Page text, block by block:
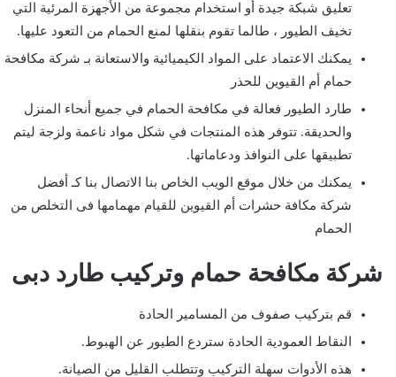
تعليق شبكة جيدة أو استخدام مجموعة من الأجهزة المرئية التي
تخيف الطيور ، طالما تقوم بنقلها لمنع الحمام من التعود عليها.
يمكنك الاعتماد على المواد الكيميائية والاستعانة بـ شركة مكافحة
حمام أم القيوين للحذر
طارد الطيور فعالة في مكافحة الحمام في جميع أنحاء المنزل
والحديقة. تتوفر هذه المنتجات في شكل مواد ناعمة ولزجة ليتم
تطبيقها على النوافذ ودعاماتها.
يمكنك من خلال موقع الويب الخاص بنا الاتصال بنا كـ أفضل
شركة مكافة حشرات أم القيوين للقيام مهمامها فى التخلص من
الحمام
شركة مكافحة حمام وتركيب طارد دبى
قم بتركيب صفوف من المسامير الحادة
النقاط العمودية الحادة ستردع الطيور عن الهبوط.
هذه الأدوات سهلة التركيب وتتطلب القليل من الصيانة.